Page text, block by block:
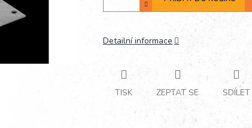
Detailní informace
TISK ZEPTAT SE SDÍLET